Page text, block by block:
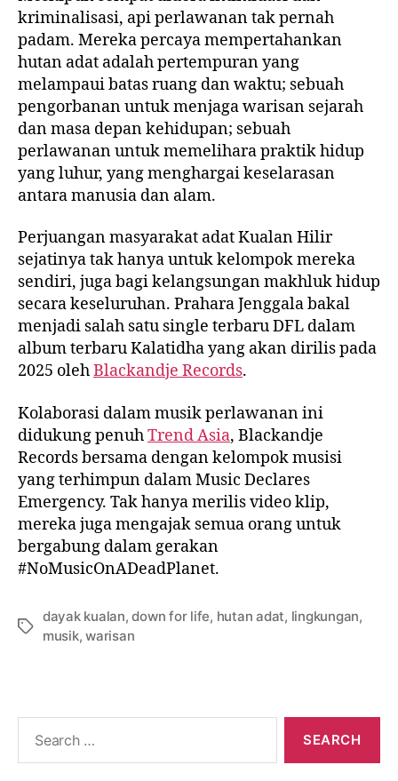
kriminalisasi, api perlawanan tak pernah
padam. Mereka percaya mempertahankan
hutan adat adalah pertempuran yang
melampaui batas ruang dan waktu; sebuah
pengorbanan untuk menjaga warisan sejarah
dan masa depan kehidupan; sebuah
perlawanan untuk memelihara praktik hidup
yang luhur, yang menghargai keselarasan
antara manusia dan alam.
Perjuangan masyarakat adat Kualan Hilir
sejatinya tak hanya untuk kelompok mereka
sendiri, juga bagi kelangsungan makhluk hidup
secara keseluruhan. Prahara Jenggala bakal
menjadi salah satu single terbaru DFL dalam
album terbaru Kalatidha yang akan dirilis pada
2025 olehBlackandje Records.
Kolaborasi dalam musik perlawanan ini
didukung penuhTrend Asia, Blackandje
Records bersama dengan kelompok musisi
yang terhimpun dalam Music Declares
Emergency. Tak hanya merilis video klip,
mereka juga mengajak semua orang untuk
bergabung dalam gerakan
#NoMusicOnADeadPlanet.
dayak kualan,down for life, hutan adat, lingkungan,
musik,warisan